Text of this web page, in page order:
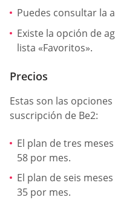
Puedes consultar la
Existe la opción de
lista «Favoritos».
Precios
Estas son las
suscripción de Be2:
El plan de tres
58 por mes.
El plan de seis
35 por mes.